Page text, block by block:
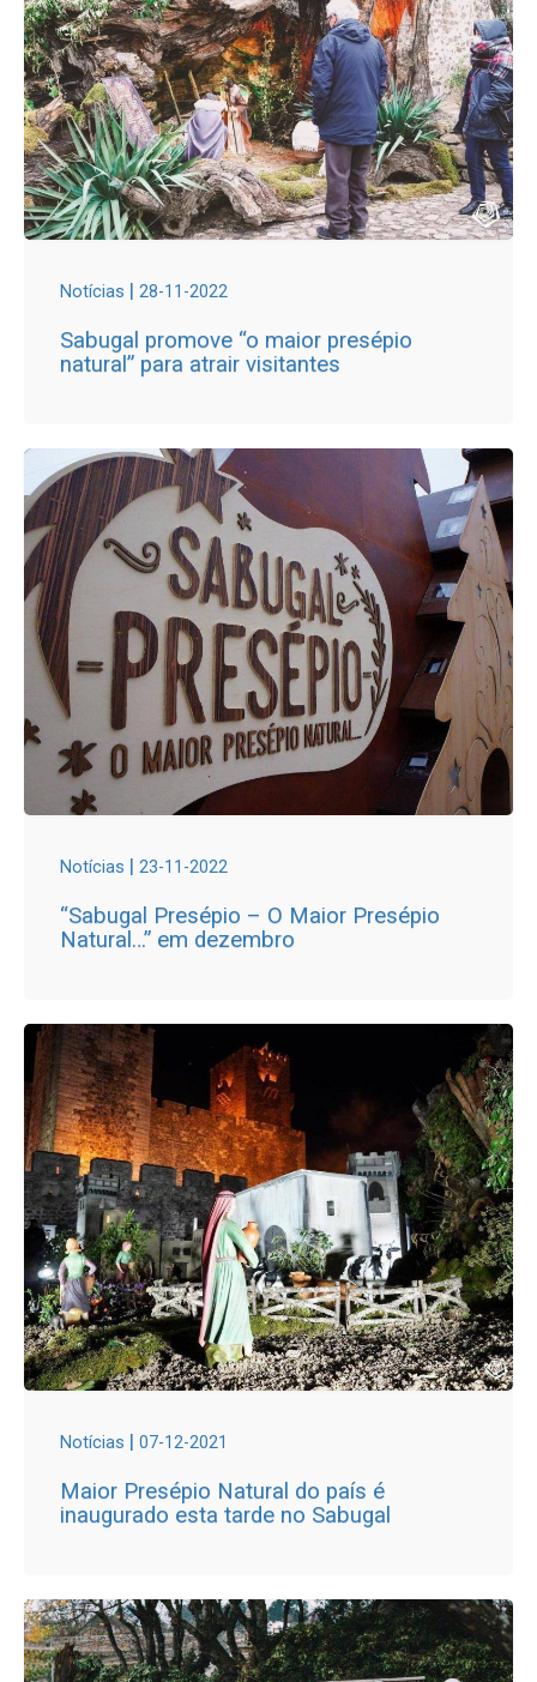
Notícias | 28-11-2022
Sabugal promove “o maior presépio
natural” para atrair visitantes
Notícias | 23-11-2022
“Sabugal Presépio – O Maior Presépio
Natural…” em dezembro
Notícias | 07-12-2021
Maior Presépio Natural do país é
inaugurado esta tarde no Sabugal